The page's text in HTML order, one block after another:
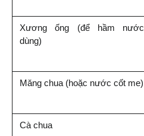
Xương ống (để hầm nước
dùng)
Măng chua (hoặc nước cốt me)
Cà chua